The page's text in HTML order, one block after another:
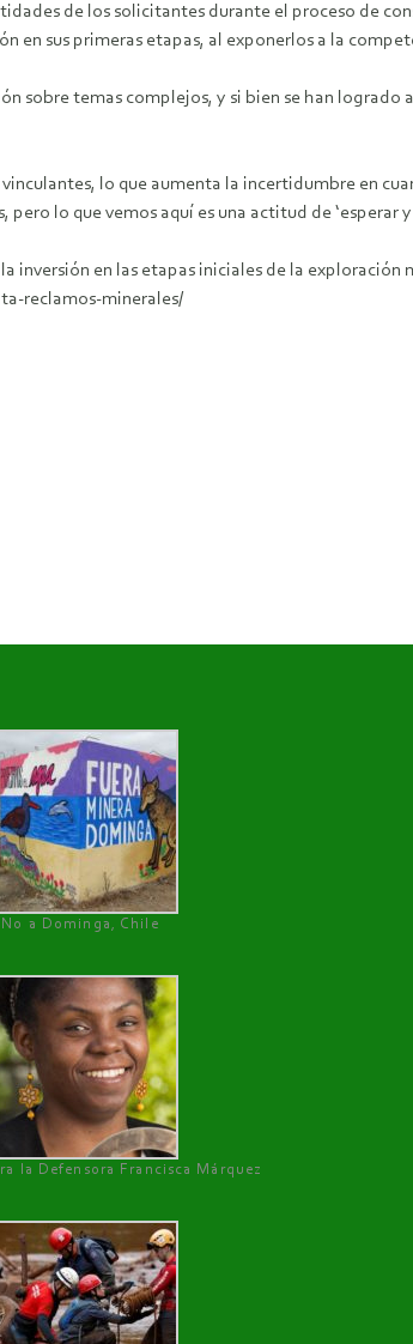
de los solicitantes durante el proceso de
en sus primeras etapas, al exponerlos a la
temas complejos, y si bien se han logrado
lo que aumenta la incertidumbre en
lo que vemos aquí es una actitud de ‘esperar y
inversión en las etapas iniciales de la exploración
reclamos-minerales/
No a Dominga, Chile
la Defensora Francisca Márquez